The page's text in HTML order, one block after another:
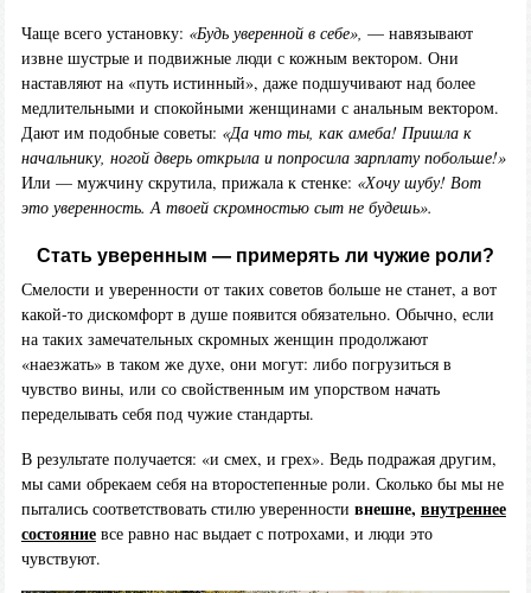
Чаще всего установку: «Будь уверенной в себе», — навязывают
извне шустрые и подвижные люди с кожным вектором. Они
наставляют на «путь истинный», даже подшучивают над более
медлительными и спокойными женщинами с анальным вектором.
Дают им подобные советы: «Да что ты, как амеба! Пришла к
начальнику, ногой дверь открыла и попросила зарплату побольше!»
Или — мужчину скрутила, прижала к стенке: «Хочу шубу! Вот
это уверенность. А твоей скромностью сыт не будешь».
Стать уверенным — примерять ли чужие роли?
Смелости и уверенности от таких советов больше не станет, а вот
какой-то дискомфорт в душе появится обязательно. Обычно, если
на таких замечательных скромных женщин продолжают
«наезжать» в таком же духе, они могут: либо погрузиться в
чувство вины, или со свойственным им упорством начать
переделывать себя под чужие стандарты.
В результате получается: «и смех, и грех». Ведь подражая другим,
мы сами обрекаем себя на второстепенные роли. Сколько бы мы не
пытались соответствовать стилю уверенности внешне, внутреннее
состояниевсе равно нас выдает с потрохами, и люди это
чувствуют.